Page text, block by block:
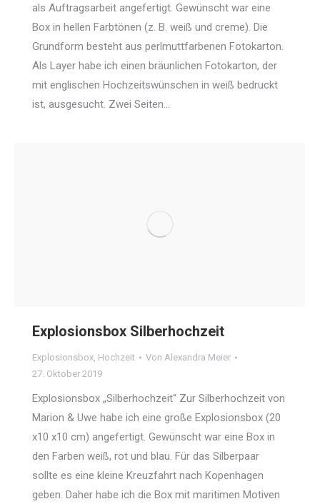
als Auftragsarbeit angefertigt. Gewünscht war eine
Box in hellen Farbtönen (z. B. weiß und creme). Die
Grundform besteht aus perlmuttfarbenen Fotokarton.
Als Layer habe ich einen bräunlichen Fotokarton, der
mit englischen Hochzeitswünschen in weiß bedruckt
ist, ausgesucht. Zwei Seiten…
Explosionsbox Silberhochzeit
Explosionsbox, Hochzeit Von Alexandra Meier
27. Oktober 2019
Explosionsbox „Silberhochzeit“ Zur Silberhochzeit von
Marion & Uwe habe ich eine große Explosionsbox (20
x10 x10 cm) angefertigt. Gewünscht war eine Box in
den Farben weiß, rot und blau. Für das Silberpaar
sollte es eine kleine Kreuzfahrt nach Kopenhagen
geben. Daher habe ich die Box mit maritimen Motiven